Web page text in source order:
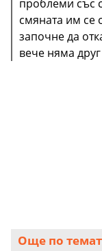
проблеми със
смяната им се
започне да
вече няма
Още по